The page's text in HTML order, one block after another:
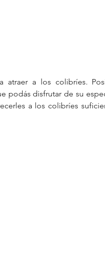
atraer a los colibríes.
podás disfrutar de su
a los colibríes